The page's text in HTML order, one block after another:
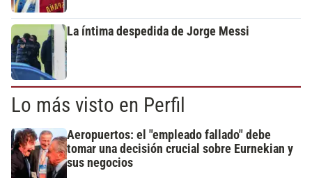
La íntima despedida de Jorge Messi
Lo más visto en Perfil
Aeropuertos: el "empleado fallado" debe
tomar una decisión crucial sobre Eurnekian y
sus negocios